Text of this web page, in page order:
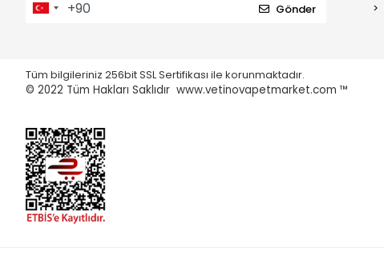
Gönder
Tüm bilgileriniz 256bit SSL Sertifikası ile korunmaktadır.
© 2022 Tüm Hakları Saklıdır www.vetinovapetmarket.com ™